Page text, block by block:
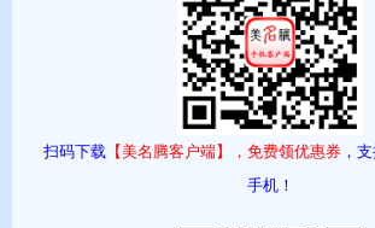
意蕴该名字源出于成语绿水青山。绿表示绿水
示高耸、山水、山岳，字义吉祥，意义优美。
音律绿、山的读音是lǜ、shān，声调为去声、阴
朗上口。
字型绿为左右结构，11画；山为独体字结构，3
扫码下载【美名腾客户端】，免费领优惠券，
手机！